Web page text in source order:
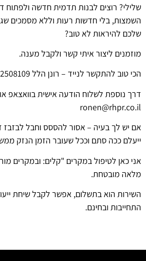
שלילי? רוצים לבנות תדמית חדשה ולפתוח
השמצות, בלי חדשות רעות וללא מסמכים
שלכם להיראות לא טוב?
מוזמנים ליצור איתי קשר ולקבל מענה.
הכי טוב להתקשר לנייד – רונן הלל 0522508109.
דרך נוספת לשלוח הודעה אישית בוואצאפ
ronen@rhpr.co.il
אם יש לך בעיה – אסור להססס וחבל לבזבז
ייעלם ככה סתם וככל שעובר הזמן הנזק
אני כאן לטיפול במקרים "קלים: ובמקרים
מלאה מובטחת.
השירות הוא בתשלום, אפשר לקבל שיחת
התחייבות ובחינם.